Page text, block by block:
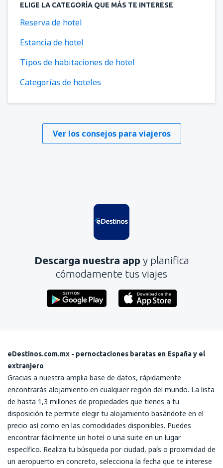
ELIGE LA CATEGORÍA QUE MÁS TE INTERESE
Reserva de hotel
Estancia de hotel
Tipos de habitaciones de hotel
Categorías de hoteles
Ver los consejos para viajeros
Descarga nuestra app y planifica
cómodamente tus viajes
eDestinos.com.mx - pernoctaciones baratas en España y el
extranjero
Gracias a nuestra amplia base de datos, rápidamente
encontrarás alojamiento en cualquier región del mundo. La lista
de hasta 1,3 millones de propiedades que tienes a tu
disposición te permite elegir tu alojamiento basándote en el
precio así como en las comodidades disponibles. Puedes
encontrar fácilmente un hotel o una suite en un lugar
específico. Realiza tu búsqueda por ciudad, país o proximidad de
un aeropuerto en concreto, selecciona la fecha que te interese